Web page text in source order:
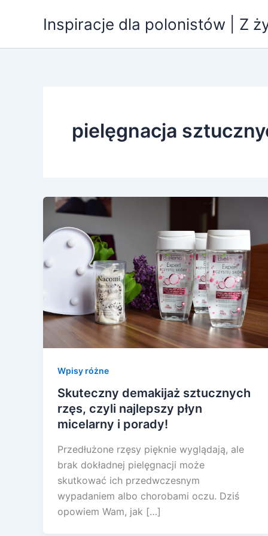
Inspiracje dla polonistów | Z
pielęgnacja
Wpisy różne
Skuteczny demakijaż sztucznych
rzęs, czyli najlepszy płyn
micelarny i porady!
Przedłużone rzęsy pięknie wyglądają, ale
brak dokładnej pielęgnacji może
skutkować ich przedwczesnym
wypadaniem albo chorobami oczu. Dziś
opowiem Wam, jak […]